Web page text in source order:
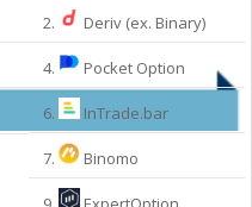
2. Deriv (ex. Binary)
4. Pocket Option
6. InTrade.bar
7. Binomo